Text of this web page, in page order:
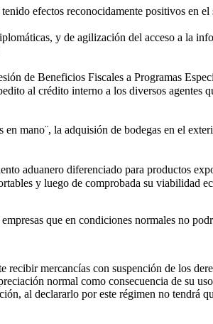
efectos reconocidamente positivos en
y de agilización del acceso a la
de Beneficios Fiscales a Programas
al crédito interno a los diversos agentes
mano¨, la adquisión de bodegas en el
aduanero diferenciado para productos
y luego de comprobada su viabilidad
que en condiciones normales no
mercancías con suspención de los
normal como consecuencia de su
al declararlo por este régimen no tendrá